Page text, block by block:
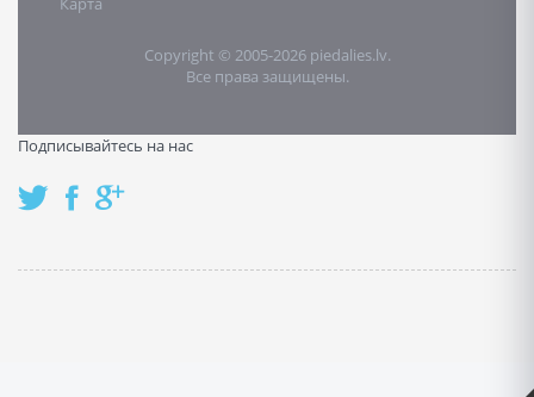
Copyright © 2005-2026 piedalies.lv.
Все права защищены.
Подписывайтесь на нас